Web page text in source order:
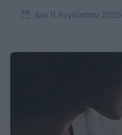
Δευ 11 Αυγούστου 2025